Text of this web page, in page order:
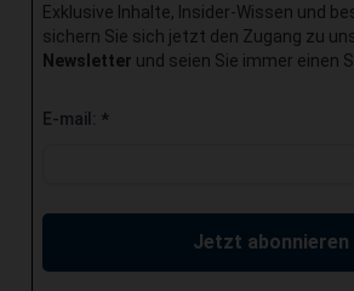
Exklusive Inhalte, Insider-Wissen und
sichern Sie sich jetzt den Zugang zu
Newsletter und seien Sie immer einen
E-mail: *
Jetzt abonnieren